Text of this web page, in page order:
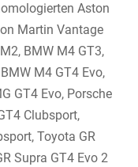
Aston
Martin Vantage
BMW M4 GT3,
M4 GT4 Evo,
GT4 Evo, Porsche
Clubsport,
Toyota GR
Supra GT4 Evo 2